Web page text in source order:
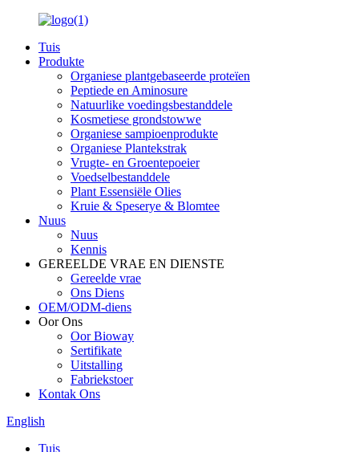
Tuis
Produkte
Organiese plantgebaseerde proteïen
Peptiede en Aminosure
Natuurlike voedingsbestanddele
Kosmetiese grondstowwe
Organiese sampioenprodukte
Organiese Plantekstrak
Vrugte- en Groentepoeier
Voedselbestanddele
Plant Essensiële Olies
Kruie & Speserye & Blomtee
Nuus
Nuus
Kennis
GEREELDE VRAE EN DIENSTE
Gereelde vrae
Ons Diens
OEM/ODM-diens
Oor Ons
Oor Bioway
Sertifikate
Uitstalling
Fabriekstoer
Kontak Ons
English
Tuis